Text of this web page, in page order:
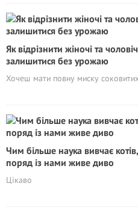
Як відрізнити жіночі та
залишитися без урожаю
Хочеш мати повну миску
Чим більше наука вивчає
поряд із нами живе диво
Цікаво